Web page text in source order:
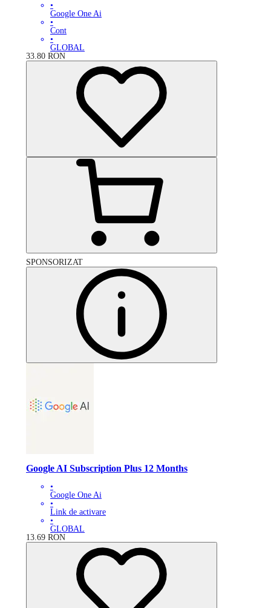
•
Google One Ai
•
Cont
•
GLOBAL
33.80 RON
SPONSORIZAT
Google AI Subscription Plus 12 Months
•
Google One Ai
•
Link de activare
•
GLOBAL
13.69 RON